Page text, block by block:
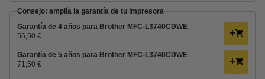
Consejo: amplía la garantía de tu impresora
Garantía de 4 años para Brother MFC-L3740CDWE
56,50 €
Garantía de 5 años para Brother MFC-L3740CDWE
71,50 €